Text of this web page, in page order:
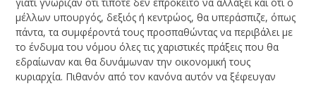
μέλλων υπουργός, δεξιός ή κεντρώος, θα υπεράσπιζε, όπως
πάντα, τα συμφέροντά τους προσπαθώντας να περιβάλει με
το ένδυμα του νόμου όλες τις χαριστικές πράξεις που θα
εδραίωναν και θα δυνάμωναν την οικονομική τους
κυριαρχία. Πιθανόν από τον κανόνα αυτόν να ξέφευγαν